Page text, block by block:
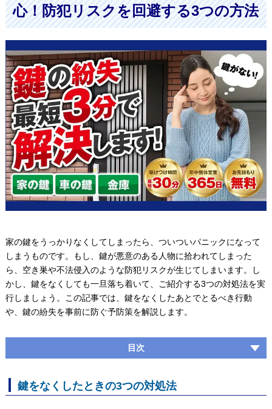
心！防犯リスクを回避する3つの方法
家の鍵をうっかりなくしてしまったら、ついついパニックになって
しまうものです。もし、鍵が悪意のある人物に拾われてしまった
ら、空き巣や不法侵入のような防犯リスクが生じてしまいます。し
かし、鍵をなくしても一旦落ち着いて、ご紹介する3つの対処法を実
行しましょう。この記事では、鍵をなくしたあとでとるべき行動
や、鍵の紛失を事前に防ぐ予防策を解説します。
目次
鍵をなくしたときの3つの対処法